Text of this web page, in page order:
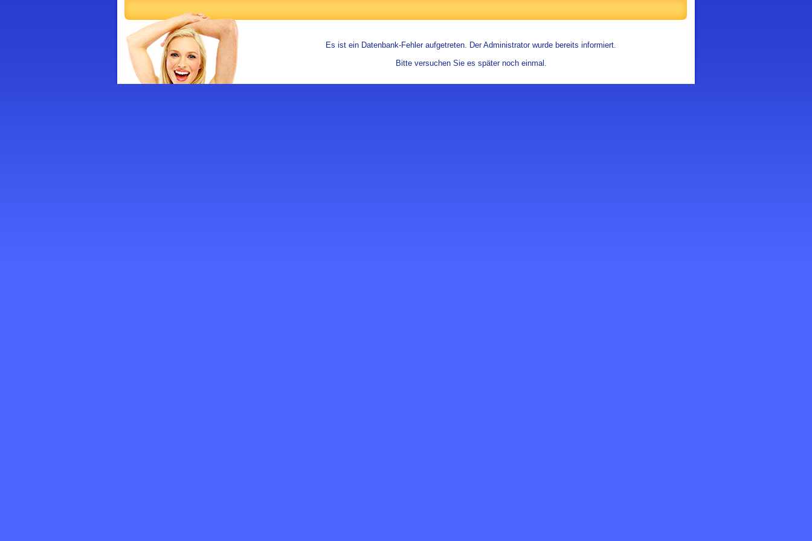
Es ist ein Datenbank-Fehler aufgetreten. Der Administrator wurde bereits informiert.
Bitte versuchen Sie es später noch einmal.